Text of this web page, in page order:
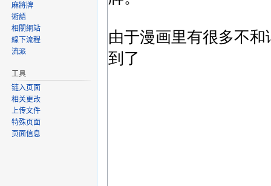
麻將牌
術語
相關網站
線下流程
流派
工具
链入页面
相关更改
上传文件
特殊页面
页面信息